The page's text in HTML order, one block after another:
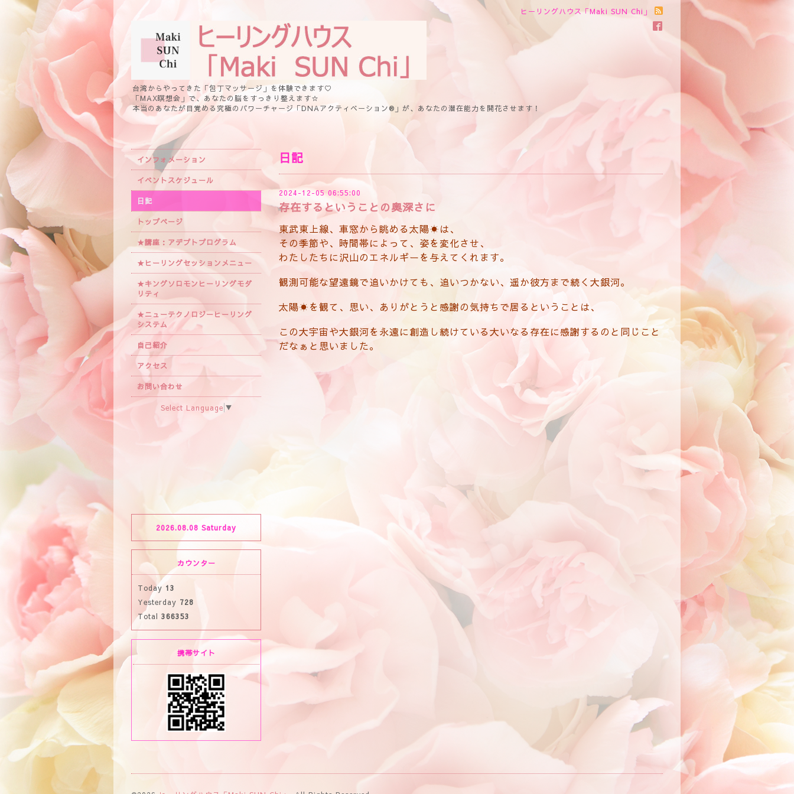
ヒーリングハウス「Maki SUN Chi」
台湾からやってきた「包丁マッサージ」を体験できます♡
「MAX瞑想会」で、あなたの脳をすっきり整えます☆
本当のあなたが目覚める究極のパワーチャージ「DNAアクティベーション®」が、あなたの潜在能力を開花させます！
日記
2024-12-05 06:55:00
存在するということの奥深さに
東武東上線、車窓から眺める太陽☀は、
その季節や、時間帯によって、姿を変化させ、
わたしたちに沢山のエネルギーを与えてくれます。
観測可能な望遠鏡で追いかけても、追いつかない、遥か彼方まで続く大銀河。
太陽☀を観て、思い、ありがとうと感謝の気持ちで居るということは、
この大宇宙や大銀河を永遠に創造し続けている大いなる存在に感謝するのと同じこと
だなぁと思いました。
インフォメーション
イベントスケジュール
日記
トップページ
★講座：アデプトプログラム
★ヒーリングセッションメニュー
★キングソロモンヒーリングモダ
リティ
★ニューテクノロジーヒーリング
システム
自己紹介
アクセス
お問い合わせ
Select Language ▼
2026.08.08 Saturday
カウンター
Today 13
Yesterday 728
Total 366353
携帯サイト